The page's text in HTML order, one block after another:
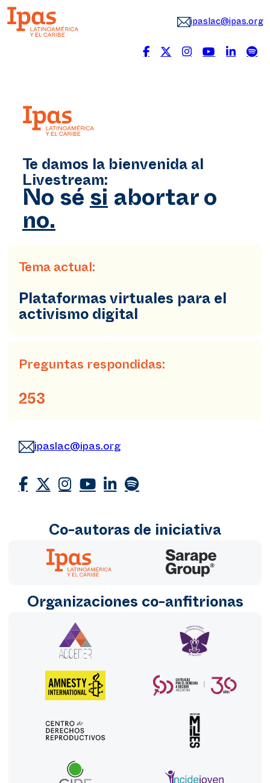
ipaslac@ipas.org
Te damos la bienvenida al
Livestream:
No sé si
abortar o
no.
Tema actual:
Plataformas virtuales para el
activismo digital
Preguntas respondidas:
253
ipaslac@ipas.org
Co-autoras de iniciativa
Organizaciones co-anfitrionas